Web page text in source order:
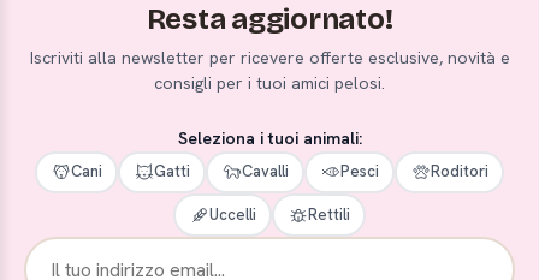
Resta aggiornato!
Iscriviti alla newsletter per ricevere offerte esclusive, novità e
consigli per i tuoi amici pelosi.
Seleziona i tuoi animali:
Cani Gatti Cavalli Pesci Roditori
Uccelli Rettili